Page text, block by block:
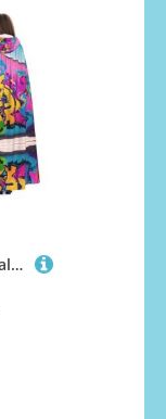
GBMBZSKP (Graffiti-Wand) Halloween-Kapuzenumhang, Maskerade, Party, Cosplay, Kostüme, Ostern, Unisex, Vampir-Hexen-Umhang für Erwachsene